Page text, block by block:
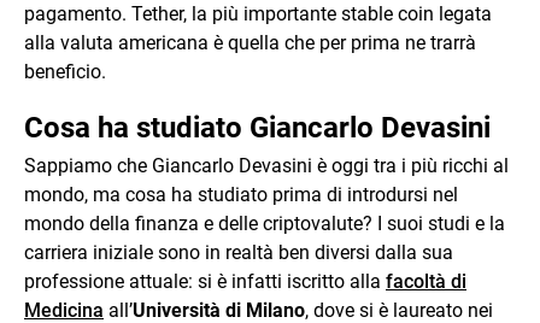
pagamento. Tether, la più importante stable coin legata
alla valuta americana è quella che per prima ne trarrà
beneficio.
Cosa ha studiato Giancarlo Devasini
Sappiamo che Giancarlo Devasini è oggi tra i più ricchi al
mondo, ma cosa ha studiato prima di introdursi nel
mondo della finanza e delle criptovalute? I suoi studi e la
carriera iniziale sono in realtà ben diversi dalla sua
professione attuale: si è infatti iscritto alla facoltà di
Medicina all’Università di Milano, dove si è laureato nei